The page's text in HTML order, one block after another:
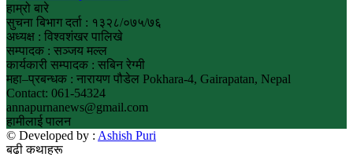
हाम्रो बारे
सुचना बिभाग दर्ता : १३२८/०७५/७६
अध्यक्ष : विश्वशंखर पालिखे
सम्पादक : सञ्जय मल्ल
कार्यकारी सम्पादक : सबिन रेग्मी
महा–प्रबन्धक : नारायण पौडेल Pokhara-4, Gairapatan, Nepal
Contact: 061-54324
annapurnanews@gmail.com
हामीलाई पालन
© Developed by : Ashish Puri
बढी कथाहरू